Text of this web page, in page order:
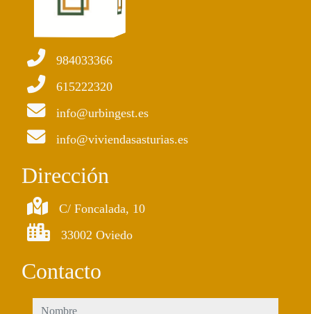
984033366
615222320
info@urbingest.es
info@viviendasasturias.es
Dirección
C/ Foncalada, 10
33002 Oviedo
Contacto
nombre